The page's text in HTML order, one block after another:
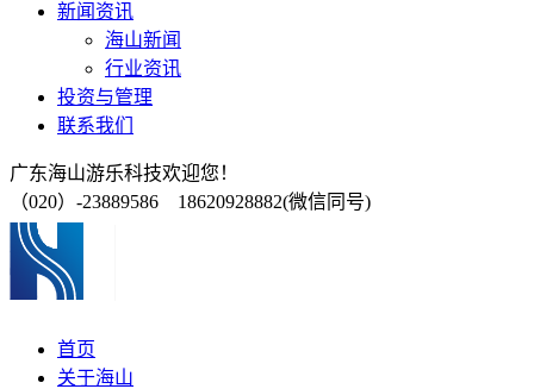
新闻资讯
海山新闻
行业资讯
投资与管理
联系我们
广东海山游乐科技欢迎您！
（020）-23889586 18620928882(微信同号)
首页
关于海山